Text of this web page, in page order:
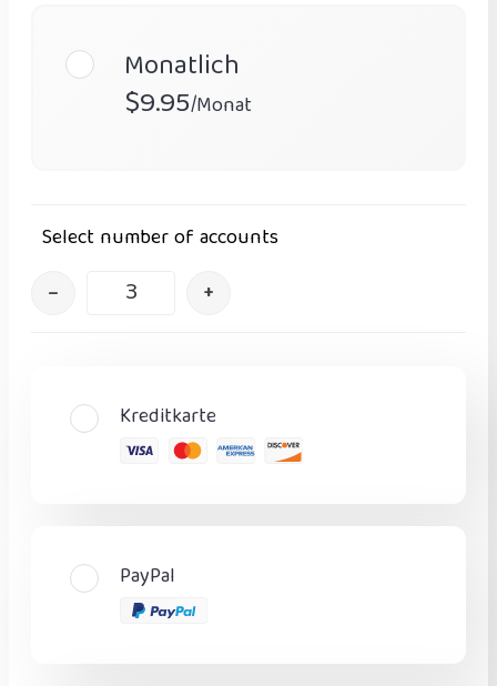
Monatlich
$9.95/Monat
Select number of accounts
– +
Kreditkarte
PayPal